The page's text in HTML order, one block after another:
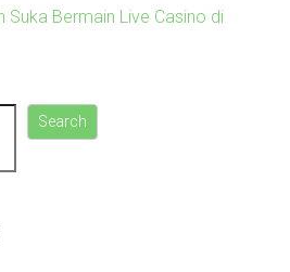
Suka Bermain Live Casino di
Search